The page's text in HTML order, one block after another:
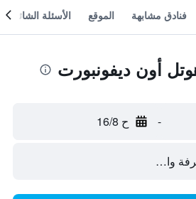
فنادق مشابهة الموقع الأسئلة الشائعة
أون ديفونبورت
- ح 16/8